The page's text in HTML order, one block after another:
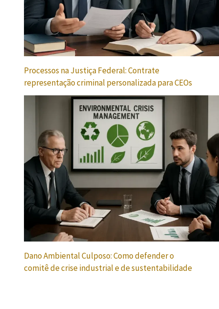
Processos na Justiça Federal: Contrate
representação criminal personalizada para CEOs
Dano Ambiental Culposo: Como defender o
comitê de crise industrial e de sustentabilidade